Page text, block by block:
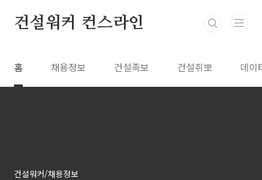
건설워커 컨스라인
홈 채용정보 건설족보 건설취뽀 데이
건설워커/채용정보